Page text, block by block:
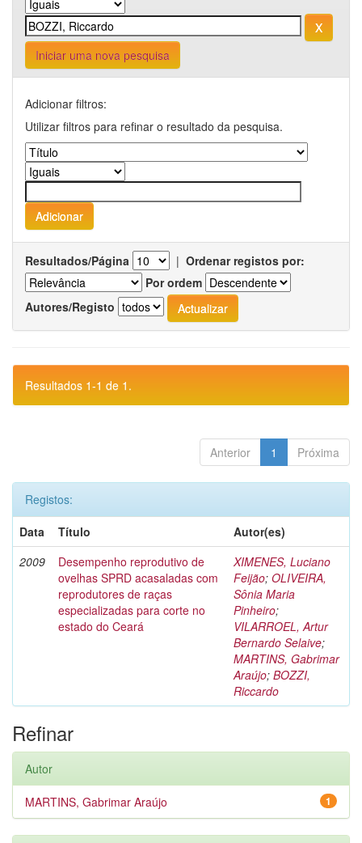
Iniciar uma nova pesquisa
Adicionar filtros:
Utilizar filtros para refinar o resultado da pesquisa.
Resultados/Página | Ordenar registos por:
Por ordem
Autores/Registo
Resultados 1-1 de 1.
Anterior 1 Próxima
Registos:
Data
Título
Autor(es)
2009
Desempenho reprodutivo de
ovelhas SPRD acasaladas com
reprodutores de raças
especializadas para corte no
estado do Ceará
XIMENES, Luciano
Feijão; OLIVEIRA,
Sônia Maria
Pinheiro;
VILARROEL, Artur
Bernardo Selaive;
MARTINS, Gabrimar
Araújo; BOZZI,
Riccardo
Refinar
Autor
1
MARTINS, Gabrimar Araújo